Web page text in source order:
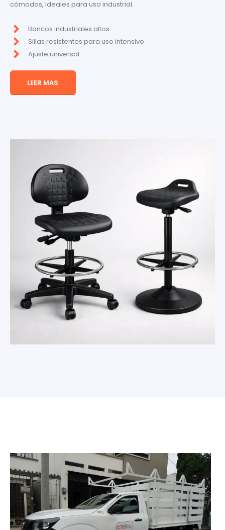
cómodas, ideales para uso industrial.
Bancos industriales altos
Sillas resistentes para uso intensivo
Ajuste universal
LEER MAS